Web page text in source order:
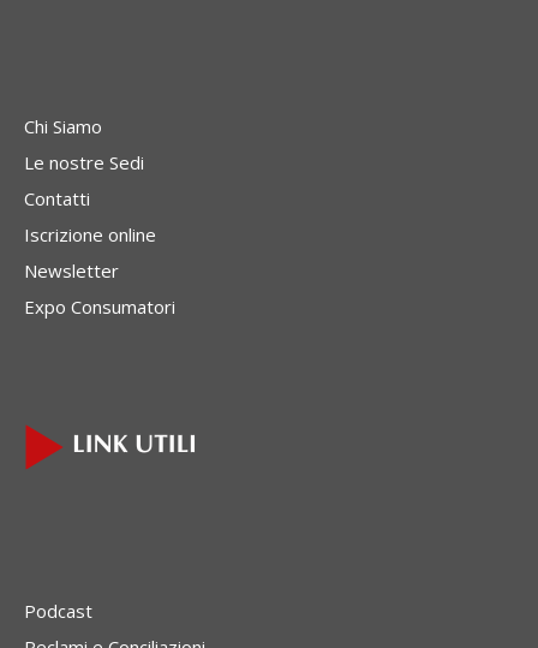
Chi Siamo
Le nostre Sedi
Contatti
Iscrizione online
Newsletter
Expo Consumatori
Podcast